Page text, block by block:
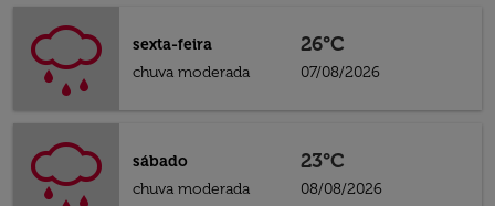
sexta-feira
chuva moderada
26°C
07/08/2026
sábado
chuva moderada
23°C
08/08/2026